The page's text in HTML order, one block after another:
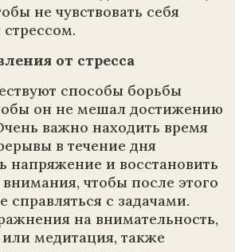
не чувствовать себя
от стресса
способы борьбы
он не мешал достижению
важно находить время
в течение дня
напряжение и восстановить
чтобы после этого
справляться с задачами.
на внимательность,
медитация, также